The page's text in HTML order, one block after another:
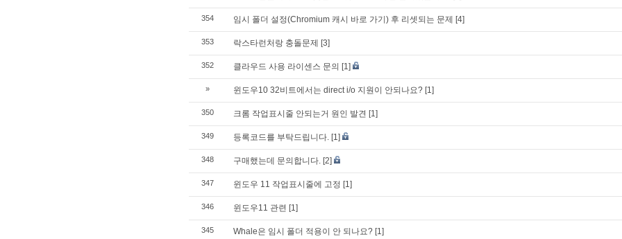
354 임시 폴더 설정(Chromium 캐시 바로 가기) 후 리셋되는 문제 [4]
353 락스타런처랑 충돌문제 [3]
352 클라우드 사용 라이센스 문의 [1]
» 윈도우10 32비트에서는 direct i/o 지원이 안되나요? [1]
350 크롬 작업표시줄 안되는거 원인 발견 [1]
349 등록코드를 부탁드립니다. [1]
348 구매했는데 문의합니다. [2]
347 윈도우 11 작업표시줄에 고정 [1]
346 윈도우11 관련 [1]
345 Whale은 임시 폴더 적용이 안 되나요? [1]